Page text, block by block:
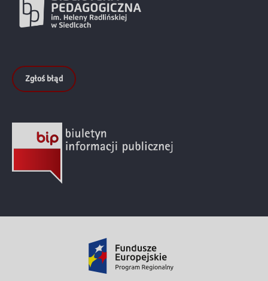
Zgłoś błąd